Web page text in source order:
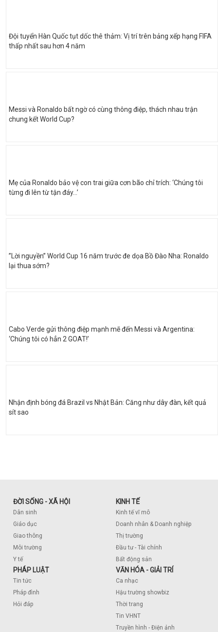
Đội tuyển Hàn Quốc tụt dốc thê thảm: Vị trí trên bảng xếp hạng FIFA
thấp nhất sau hơn 4 năm
Messi và Ronaldo bất ngờ có cùng thông điệp, thách nhau trận
chung kết World Cup?
Mẹ của Ronaldo bảo vệ con trai giữa cơn bão chỉ trích: ‘Chúng tôi
từng đi lên từ tận đáy…’
”Lời nguyền” World Cup 16 năm trước đe dọa Bồ Đào Nha: Ronaldo
lại thua sớm?
Cabo Verde gửi thông điệp mạnh mẽ đến Messi và Argentina:
‘Chúng tôi có hẳn 2 GOAT!’
Nhận định bóng đá Brazil vs Nhật Bản: Căng như dây đàn, kết quả
sít sao
ĐỜI SỐNG - XÃ HỘI
Dân sinh
Giáo dục
Giao thông
Môi trường
Y tế
KINH TẾ
Kinh tế vĩ mô
Doanh nhân & Doanh nghiệp
Thị trường
Đầu tư - Tài chính
Bất động sản
PHÁP LUẬT
Tin tức
Pháp đình
Hỏi đáp
VĂN HÓA - GIẢI TRÍ
Ca nhạc
Hậu trường showbiz
Thời trang
Tin VHNT
Truyền hình - Điện ảnh